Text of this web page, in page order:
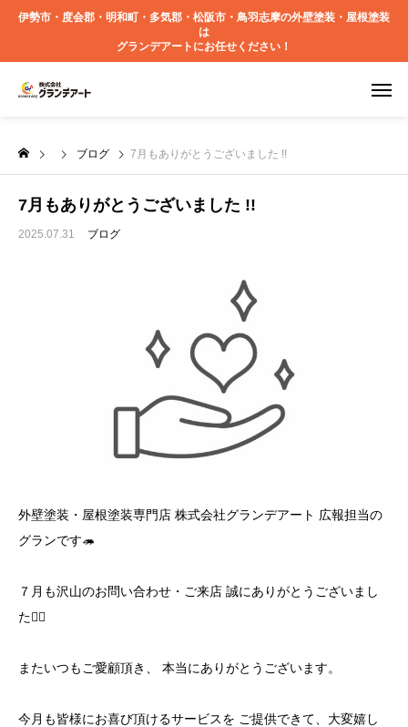
伊勢市・度会郡・明和町・多気郡・松阪市・鳥羽志摩の外壁塗装・屋根塗装
は
グランデアートにお任せください！
ブログ 7月もありがとうございました !!
7月もありがとうございました !!
2025.07.31 ブログ
外壁塗装・屋根塗装専門店 株式会社グランデアート 広報担当の
グランです🦔
７月も沢山のお問い合わせ・ご来店 誠にありがとうございまし
た🙇‍♀️
またいつもご愛顧頂き、 本当にありがとうございます。
今月も皆様にお喜び頂けるサービスを ご提供できて、大変嬉し